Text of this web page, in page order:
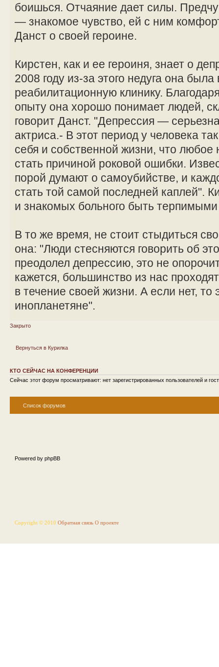
боишься. Отчаяние дает силы.
— знакомое чувство, ей с ним
Данст о своей героине.
Кирстен, как и ее героиня, знает о
2008 году из-за этого недуга она
реабилитационную клинику.
опыту она хорошо понимает людей,
говорит Данст. "Депрессия —
актриса.- В этот период у человека
себя и собственной жизни, что
стать причиной роковой ошибки.
порой думают о самоубийстве, и
стать той самой последней каплей".
и знакомых больного быть
В то же время, не стоит стыдиться
она: "Люди стесняются говорить об
преодолел депрессию, это не
кажется, большинство из нас
в течение своей жизни. А если нет, то
инопланетяне".
Закрыто
Вернуться в Курилка
КТО СЕЙЧАС НА КОНФЕРЕНЦИИ
Сейчас этот форум просматривают: нет зарегистрированных пользователей и
Список форумов
Powered by phpBB
Copyright © 2010 Обратная связь О проекте